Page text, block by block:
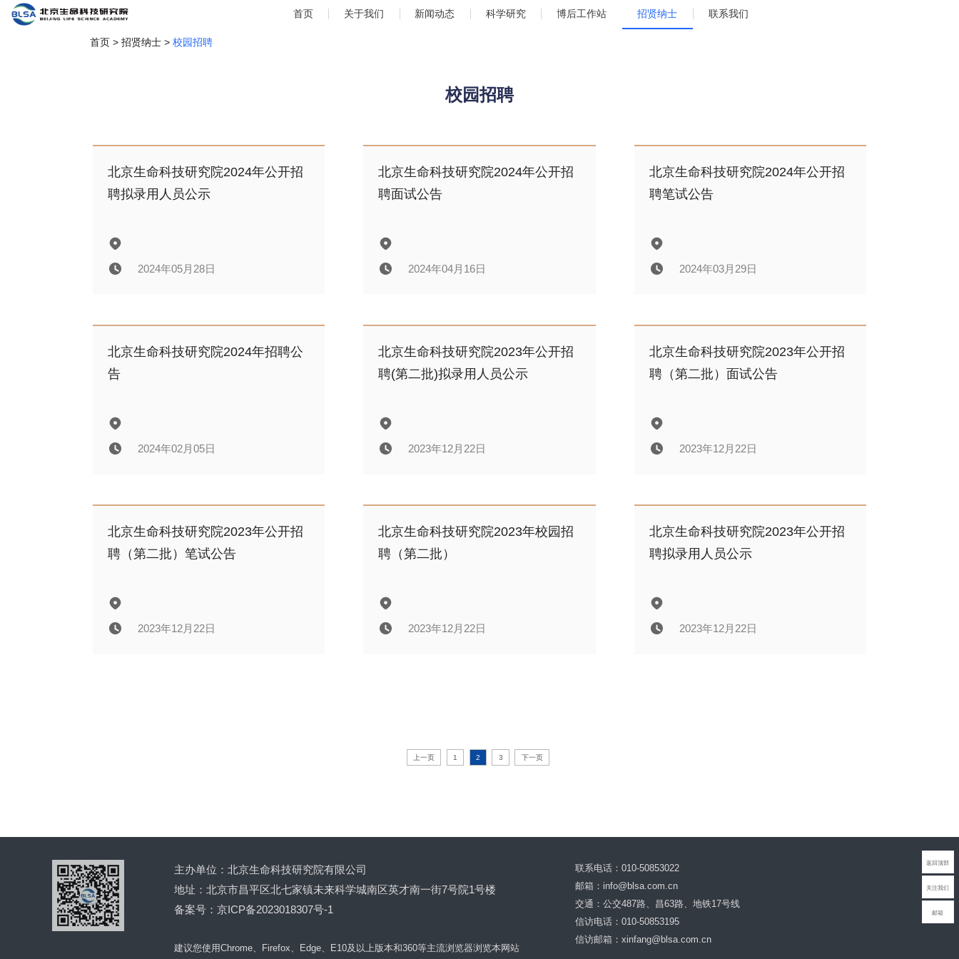
首页 关于我们 新闻动态 科学研究 博后工作站 招贤纳士 联系我们
首页 > 招贤纳士 > 校园招聘
校园招聘
北京生命科技研究院2024年公开招
聘拟录用人员公示
2024年05月28日
北京生命科技研究院2024年公开招
聘拟录用人员公示
北京生命科技研究院2024年公开招
聘面试公告
2024年04月16日
北京生命科技研究院2024年公开招
聘面试公告
北京生命科技研究院2024年公开招
聘笔试公告
2024年03月29日
北京生命科技研究院2024年公开招
聘笔试公告
北京生命科技研究院2024年招聘公
告
2024年02月05日
北京生命科技研究院2024年招聘公
告
北京生命科技研究院2023年公开招
聘(第二批)拟录用人员公示
2023年12月22日
北京生命科技研究院2023年公开招
聘(第二批)拟录用人员公示
北京生命科技研究院2023年公开招
聘（第二批）面试公告
2023年12月22日
北京生命科技研究院2023年公开招
聘（第二批）面试公告
北京生命科技研究院2023年公开招
聘（第二批）笔试公告
2023年12月22日
北京生命科技研究院2023年校园招
聘（第二批）
2023年12月22日
北京生命科技研究院2023年公开招
聘拟录用人员公示
2023年12月22日
上一页 1 2 3 下一页
主办单位：北京生命科技研究院有限公司
地址：北京市昌平区北七家镇未来科学城南区英才南一街7号院1号楼
备案号：京ICP备2023018307号-1
建议您使用Chrome、Firefox、Edge、E10及以上版本和360等主流浏览器浏览本网站
联系电话：010-50853022
邮箱：info@blsa.com.cn
交通：公交487路、昌63路、地铁17号线
信访电话：010-50853195
信访邮箱：xinfang@blsa.com.cn
返回顶部
关注我们
邮箱